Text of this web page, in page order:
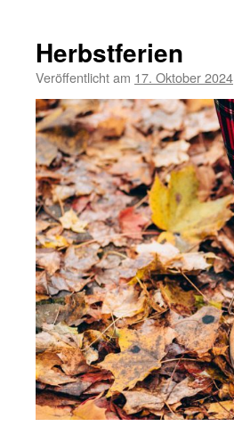
Herbstferien
Veröffentlicht am 17. Oktober 2024